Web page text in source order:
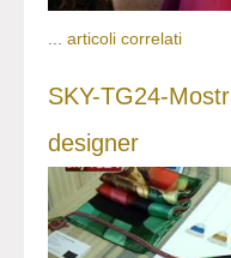
articoli correlati
SKY-TG24-
designer